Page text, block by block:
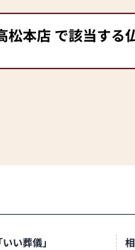
松本店 で該当する
い葬儀」